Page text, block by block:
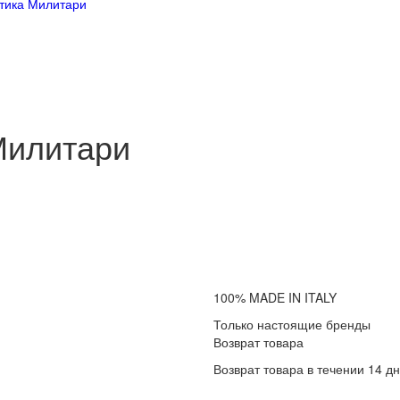
Милитари
100% MADE IN ITALY
Только настоящие бренды
Возврат товара
Возврат товара в течении 14